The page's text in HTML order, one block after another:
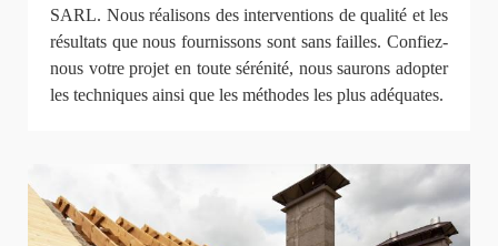
SARL. Nous réalisons des interventions de qualité et les
résultats que nous fournissons sont sans failles. Confiez-
nous votre projet en toute sérénité, nous saurons adopter
les techniques ainsi que les méthodes les plus adéquates.